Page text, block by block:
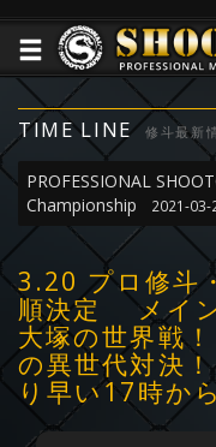
TIME LINE 修斗最新
PROFESSIONAL
Championship
2021-03-
3.20 プロ修斗
順決定 メイ
大塚の世界戦
の異世代対決
り早い17時か